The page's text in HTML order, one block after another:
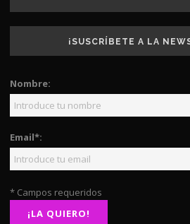
¡SUSCRÍBETE A LA
Nombre:
Email*:
* Campos requeridos